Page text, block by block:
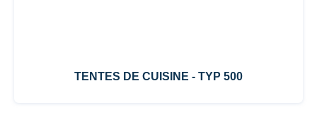
TENTES DE CUISINE - TYP 500